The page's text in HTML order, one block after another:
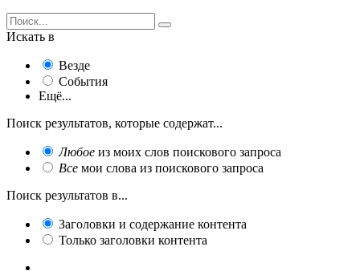
Искать в
Везде
События
Ещё...
Поиск результатов, которые содержат...
Любое из моих слов поискового запроса
Все мои слова из поискового запроса
Поиск результатов в...
Заголовки и содержание контента
Только заголовки контента